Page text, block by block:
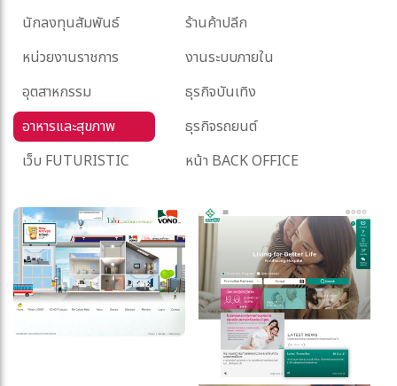
นักลงทุนสัมพันธ์
ร้านค้าปลีก
หน่วยงานราชการ
งานระบบภายใน
อุตสาหกรรม
ธุรกิจบันเทิง
อาหารและสุขภาพ
ธุรกิจรถยนต์
เว็บ FUTURISTIC
หน้า BACK OFFICE